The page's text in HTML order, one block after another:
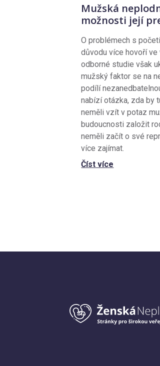
Mužská
možnosti její
O problémech s
důvodu více hovoří ve
odborné studie však
mužský faktor se na
podílí
nabízí otázka, zda by
neměli vzít v potaz
budoucnosti založit
neměli začít o své
více zajímat.
Číst více